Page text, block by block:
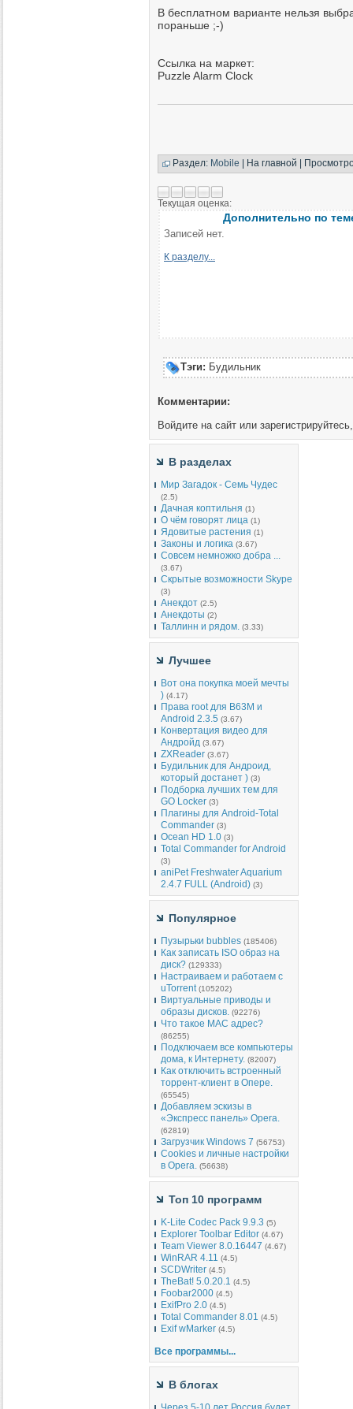
В бесплатном варианте нельзя
пораньше ;-)
Ссылка на маркет:
Puzzle Alarm Clock
Раздел: Mobile | На главной |
Текущая оценка:
Дополнительно по
Записей нет.
К разделу...
Тэги: Будильник
Комментарии:
Войдите на сайт или
В разделах
Мир Загадок - Семь Чудес
(2.5)
Дачная коптильня (1)
О чём говорят лица (1)
Ядовитые растения (1)
Законы и логика (3.67)
Совсем немножко добра ...
(3.67)
Скрытые возможности Skype
(3)
Анекдот (2.5)
Анекдоты (2)
Таллинн и рядом. (3.33)
Лучшее
Вот она покупка моей мечты
) (4.17)
Права root для B63M и
Android 2.3.5 (3.67)
Конвертация видео для
Андройд (3.67)
ZXReader (3.67)
Будильник для Андроид,
который достанет ) (3)
Подборка лучших тем для
GO Locker (3)
Плагины для Android-Total
Commander (3)
Ocean HD 1.0 (3)
Total Commander for Android
(3)
aniPet Freshwater Aquarium
2.4.7 FULL (Android) (3)
Популярное
Пузырьки bubbles (185406)
Как записать ISO образ на
диск? (129333)
Настраиваем и работаем с
uTorrent (105202)
Виртуальные приводы и
образы дисков. (92276)
Что такое MAC адрес?
(86255)
Подключаем все компьютеры
дома, к Интернету. (82007)
Как отключить встроенный
торрент-клиент в Опере.
(65545)
Добавляем эскизы в
«Экспресс панель» Opera.
(62819)
Загрузчик Windows 7 (56753)
Cookies и личные настройки
в Opera. (56638)
Топ 10 программ
K-Lite Codec Pack 9.9.3 (5)
Explorer Toolbar Editor (4.67)
Team Viewer 8.0.16447 (4.67)
WinRAR 4.11 (4.5)
SCDWriter (4.5)
TheBat! 5.0.20.1 (4.5)
Foobar2000 (4.5)
ExifPro 2.0 (4.5)
Total Commander 8.01 (4.5)
Exif wMarker (4.5)
Все программы...
В блогах